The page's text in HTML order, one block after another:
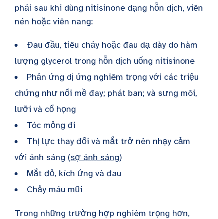
phải sau khi dùng nitisinone dạng hỗn dịch, viên
nén hoặc viên nang:
Đau đầu, tiêu chảy hoặc đau dạ dày do hàm
lượng glycerol trong hỗn dịch uống nitisinone
Phản ứng dị ứng nghiêm trọng với các triệu
chứng như nổi mề đay; phát ban; và sưng môi,
lưỡi và cổ họng
Tóc mỏng đi
Thị lực thay đổi và mắt trở nên nhạy cảm
với ánh sáng (sợ ánh sáng)
Mắt đỏ, kích ứng và đau
Chảy máu mũi
Trong những trường hợp nghiêm trọng hơn,